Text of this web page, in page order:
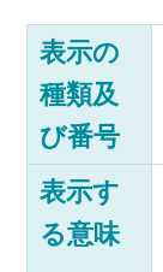
表示の
種類及
び番号
表示す
る意味